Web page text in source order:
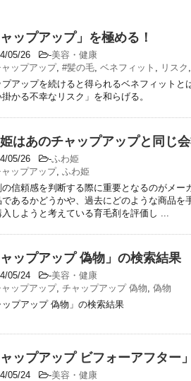
ャップアップ」を極める！
05/26 -美容・健康
ップアップ, #髪の毛, ベネフィット , リスク ,
プアップを続けると得られるベネフィットと
かる不幸なリスク」を和らげる。
はあのチャップアップと同じ
05/26 -ふわ姫
ップアップ, ふわ姫
の信頼感を判断する際に重要となるのがメー
であるかどうかや、過去にどのような商品を
入しようと考えている育毛剤を評価し ...
ャップアップ 偽物」の検索結果
05/24 -美容・健康
ップアップ, チャップアップ 偽物, 偽物
ップアップ 偽物」の検索結果
ャップアップ ビフォーアフター
05/24 -美容・健康